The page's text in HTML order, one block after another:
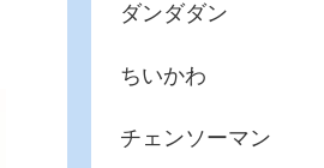
ダンダダン
ちいかわ
チェンソーマン